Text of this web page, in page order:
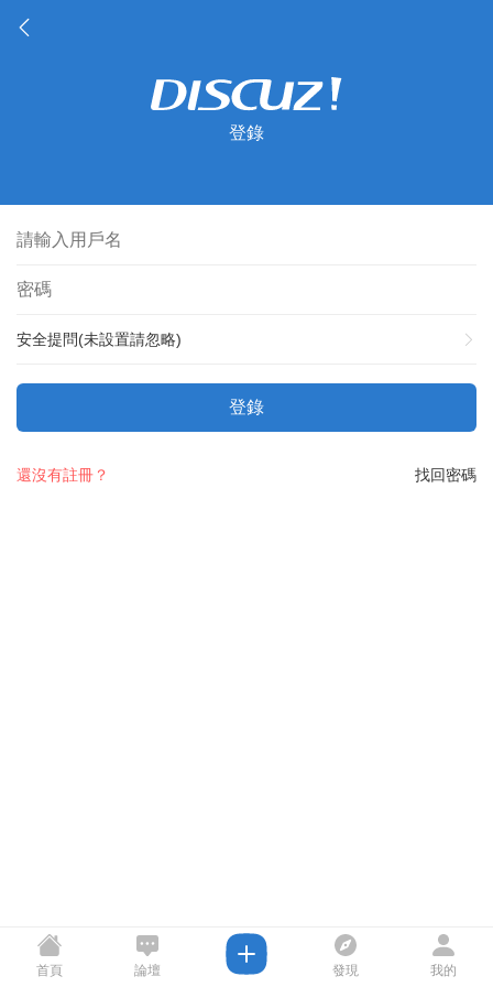
登錄
安全提問(未設置請忽略)
登錄
找回密碼
還沒有註冊？
首頁 論壇 發現 我的